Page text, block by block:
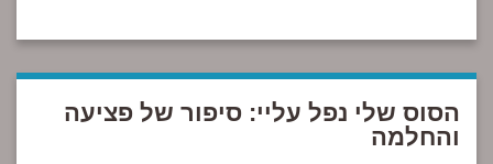
הסוס שלי נפל עליי: סיפור של פציעה
והחלמה